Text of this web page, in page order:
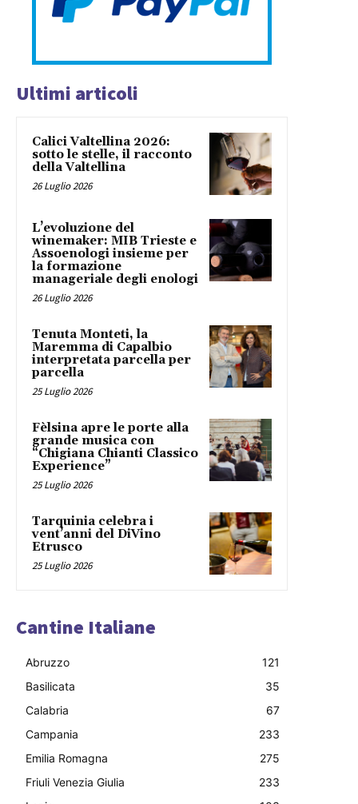
Ultimi articoli
Calici Valtellina 2026:
sotto le stelle, il racconto
della Valtellina
26 Luglio 2026
L’evoluzione del
winemaker: MIB Trieste e
Assoenologi insieme per
la formazione
manageriale degli enologi
26 Luglio 2026
Tenuta Monteti, la
Maremma di Capalbio
interpretata parcella per
parcella
25 Luglio 2026
Fèlsina apre le porte alla
grande musica con
“Chigiana Chianti Classico
Experience”
25 Luglio 2026
Tarquinia celebra i
vent’anni del DiVino
Etrusco
25 Luglio 2026
Cantine Italiane
Abruzzo
121
Basilicata
35
Calabria
67
Campania
233
Emilia Romagna
275
Friuli Venezia Giulia
233